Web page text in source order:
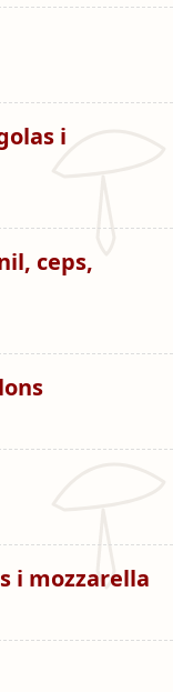
i
ceps,
i mozzarella